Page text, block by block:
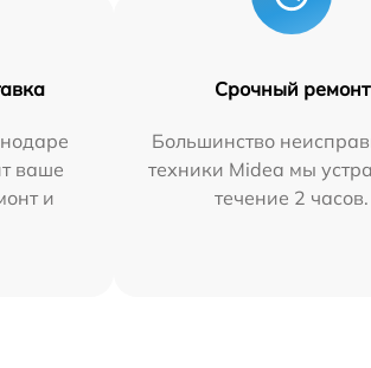
ваше
и
Срочный ремонт
Большинство
техники Midea мы
течение 2 часов.